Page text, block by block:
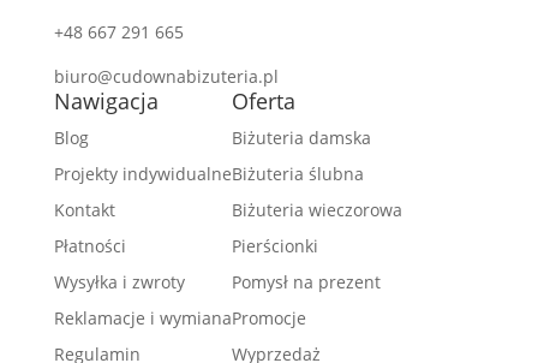
+48 667 291 665
biuro@cudownabizuteria.pl
Nawigacja
Blog
Projekty indywidualne
Kontakt
Płatności
Wysyłka i zwroty
Reklamacje i wymiana
Regulamin
Oferta
Biżuteria damska
Biżuteria ślubna
Biżuteria wieczorowa
Pierścionki
Pomysł na prezent
Promocje
Wyprzedaż